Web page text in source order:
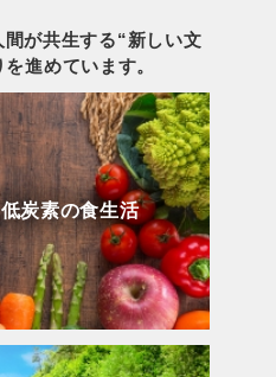
が共生する“新しい文
進めています。
炭素の食生活